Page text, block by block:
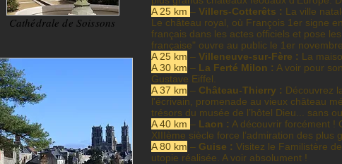
Cathédrale de Soissons
A 25 km – Villers-Cotterêts : La ville
Le château royal, où François 1er signe
français dans les actes officiels et pose
française" ouvre au public le 1er
A 25 km – Villeneuve-sur-Fère : La
A 30 km – La Ferté Milon : A voir pour
Gustave Eiffel.
A 37 km – Château-Thierry : Découvrez
l'écrivain, promenade au vieux château
trésors du musée de l’hôtel Dieu... sans
A 40 km – Laon : A découvrir forcément !
XIIIème siècle force l’admiration des plus
A 80 km – Guise : Visitez le Familistère
utopie réalisée. A voir absolument !​